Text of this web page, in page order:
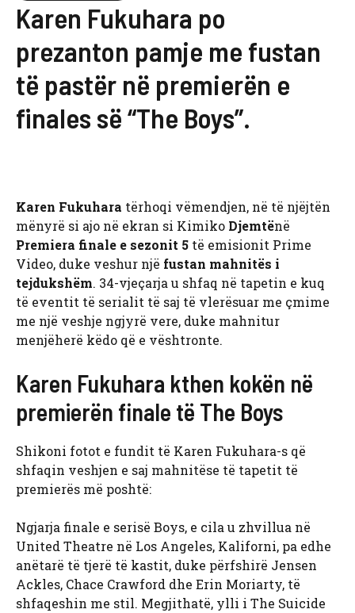
Karen Fukuhara po
prezanton pamje me fustan
të pastër në premierën e
finales së “The Boys”.
Karen Fukuhara tërhoqi vëmendjen, në të njëjtën
mënyrë si ajo në ekran si Kimiko Djemtënë
Premiera finale e sezonit 5 të emisionit Prime
Video, duke veshur një fustan mahnitës i
tejdukshëm. 34-vjeçarja u shfaq në tapetin e kuq
të eventit të serialit të saj të vlerësuar me çmime
me një veshje ngjyrë vere, duke mahnitur
menjëherë këdo që e vështronte.
Karen Fukuhara kthen kokën në
premierën finale të The Boys
Shikoni fotot e fundit të Karen Fukuhara-s që
shfaqin veshjen e saj mahnitëse të tapetit të
premierës më poshtë:
Ngjarja finale e serisë Boys, e cila u zhvillua në
United Theatre në Los Angeles, Kaliforni, pa edhe
anëtarë të tjerë të kastit, duke përfshirë Jensen
Ackles, Chace Crawford dhe Erin Moriarty, të
shfaqeshin me stil. Megjithatë, ylli i The Suicide